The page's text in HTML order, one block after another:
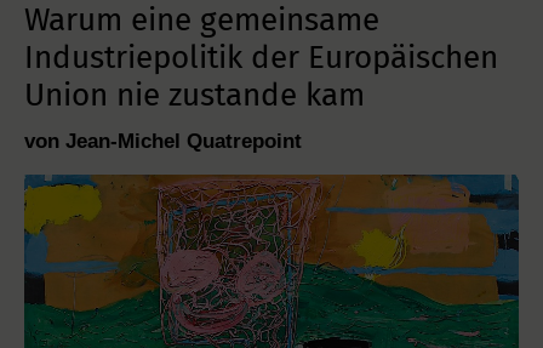
Warum eine gemeinsame
Industriepolitik der Europäischen
Union nie zustande kam
von Jean-Michel Quatrepoint